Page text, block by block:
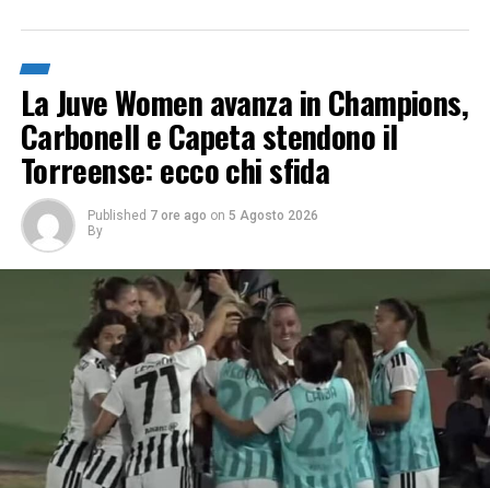
La Juve Women avanza in Champions,
Carbonell e Capeta stendono il
Torreense: ecco chi sfida
Published 7 ore ago on 5 Agosto 2026
By